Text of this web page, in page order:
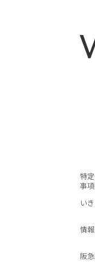
特
事
い
情
阪